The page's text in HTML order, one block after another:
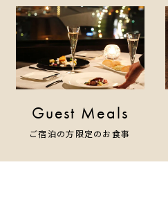
Guest Meals
ご宿泊の方限定のお食事